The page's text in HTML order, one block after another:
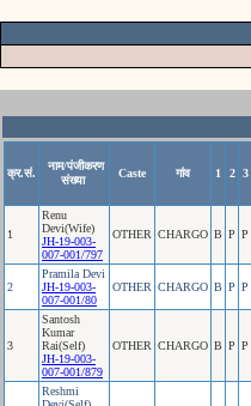
क्र.सं.
नाम/पंजीकरण
संख्या
Caste गांव 1 2 3
1
Renu
Devi(Wife)
JH-19-003-
007-001/797
OTHER CHARGO B P P
2
Pramila Devi
JH-19-003-
007-001/80
OTHER CHARGO B P P
3
Santosh
Kumar
Rai(Self)
JH-19-003-
007-001/879
OTHER CHARGO B P P
Reshmi